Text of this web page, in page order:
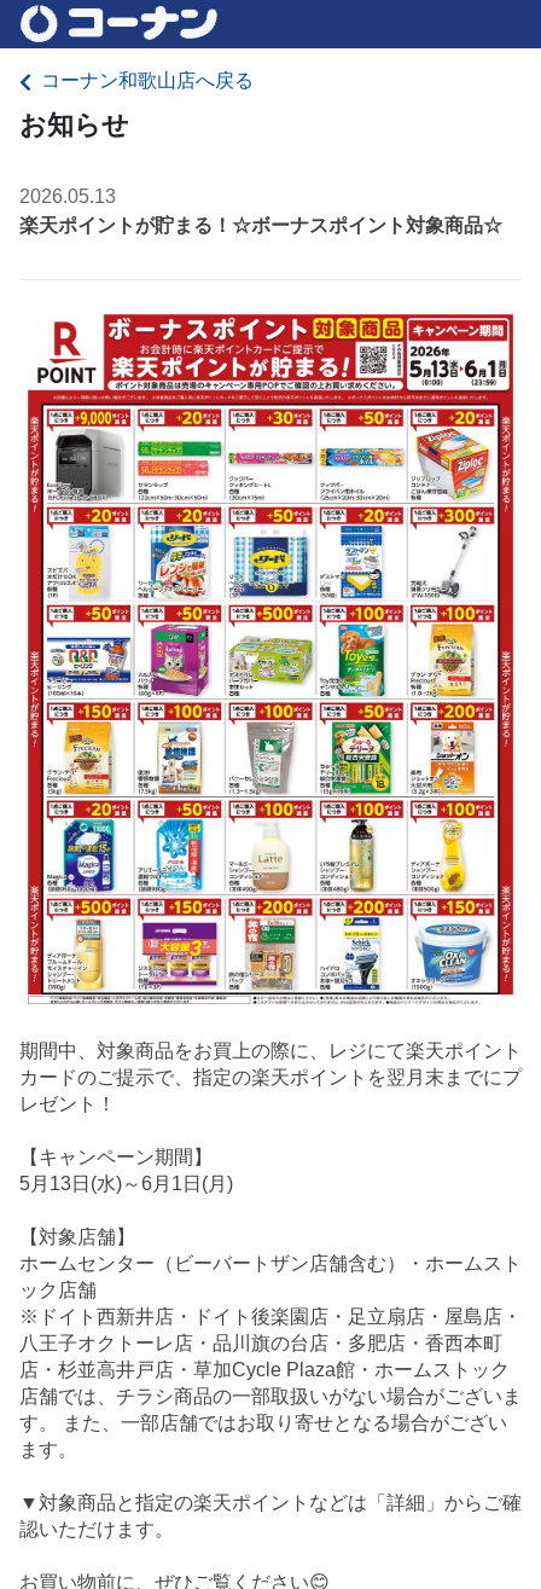
コーナン和歌山店へ戻る
お知らせ
2026.05.13
楽天ポイントが貯まる！☆ボーナスポイント対象商品☆
期間中、対象商品をお買上の際に、レジにて楽天ポイント
カードのご提示で、指定の楽天ポイントを翌月末までにプ
レゼント！
【キャンペーン期間】
5月13日(水)～6月1日(月)
【対象店舗】
ホームセンター（ビーバートザン店舗含む）・ホームスト
ック店舗
※ドイト西新井店・ドイト後楽園店・足立扇店・屋島店・
八王子オクトーレ店・品川旗の台店・多肥店・香西本町
店・杉並高井戸店・草加Cycle Plaza館・ホームストック
店舗では、チラシ商品の一部取扱いがない場合がございま
す。 また、一部店舗ではお取り寄せとなる場合がござい
ます。
▼対象商品と指定の楽天ポイントなどは「詳細」からご確
認いただけます。
お買い物前に、ぜひご覧ください😊